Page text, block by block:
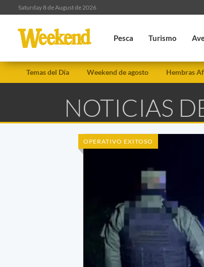
Saturday 8 de August de 2026
Pesca Turismo
Temas del Día Weekend de agosto Hembras
NOTICIAS
OPERATIVO EXITOSO